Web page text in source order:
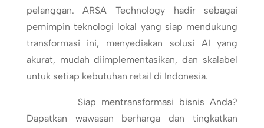
pelanggan. ARSA Technology hadir sebagai
pemimpin teknologi lokal yang siap mendukung
transformasi ini, menyediakan solusi AI yang
akurat, mudah diimplementasikan, dan skalabel
untuk setiap kebutuhan retail di Indonesia.
Siap mentransformasi bisnis Anda?
Dapatkan wawasan berharga dan tingkatkan